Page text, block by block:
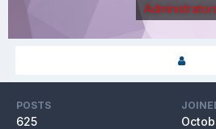
POSTS
625